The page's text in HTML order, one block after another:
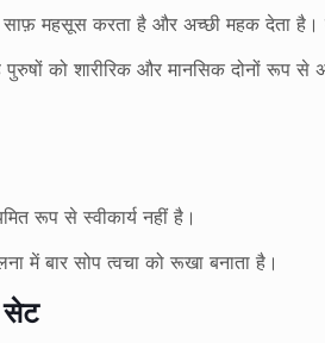
महसूस करता है और अच्छी महक देता है।
को शारीरिक और मानसिक दोनों रूप से
रूप से स्वीकार्य नहीं है।
में बार सोप त्वचा को रूखा बनाता है।
सेट